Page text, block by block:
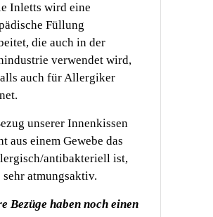
Inletts wird eine
Füllung
die auch in der
verwendet wird,
auch für Allergiker
unserer Innenkissen
aus einem Gewebe das
antibakteriell ist,
sehr atmungsaktiv.
Bezüge haben noch einen